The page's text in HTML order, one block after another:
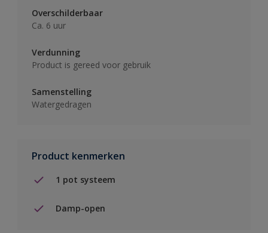
Overschilderbaar
Ca. 6 uur
Verdunning
Product is gereed voor gebruik
Samenstelling
Watergedragen
Product kenmerken
1 pot systeem
Damp-open